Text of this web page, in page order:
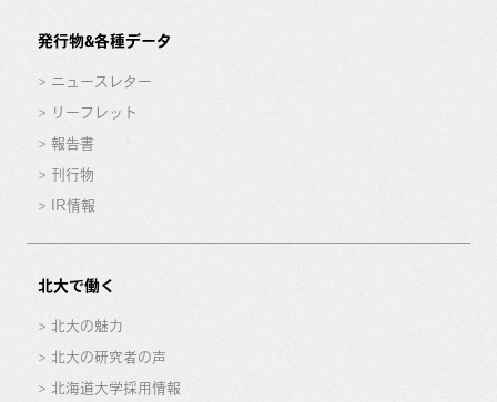
発行物&各種データ
ニュースレター
リーフレット
報告書
刊行物
IR情報
北大で働く
北大の魅力
北大の研究者の声
北海道大学採用情報